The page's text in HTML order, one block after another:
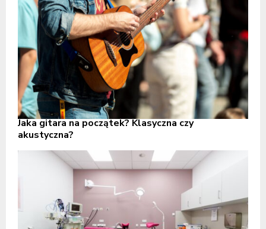
Jaka gitara na początek? Klasyczna czy
akustyczna?